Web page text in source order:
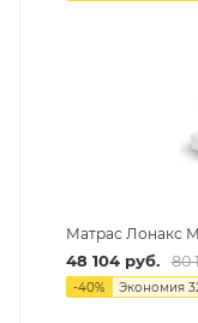
Матрас Лонакс
48 104руб. 80
-40% Экономия